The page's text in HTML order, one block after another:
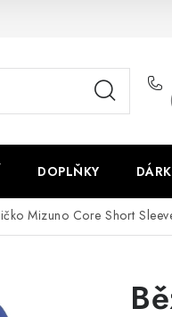
DOPLŇKY
Mizuno Core Short